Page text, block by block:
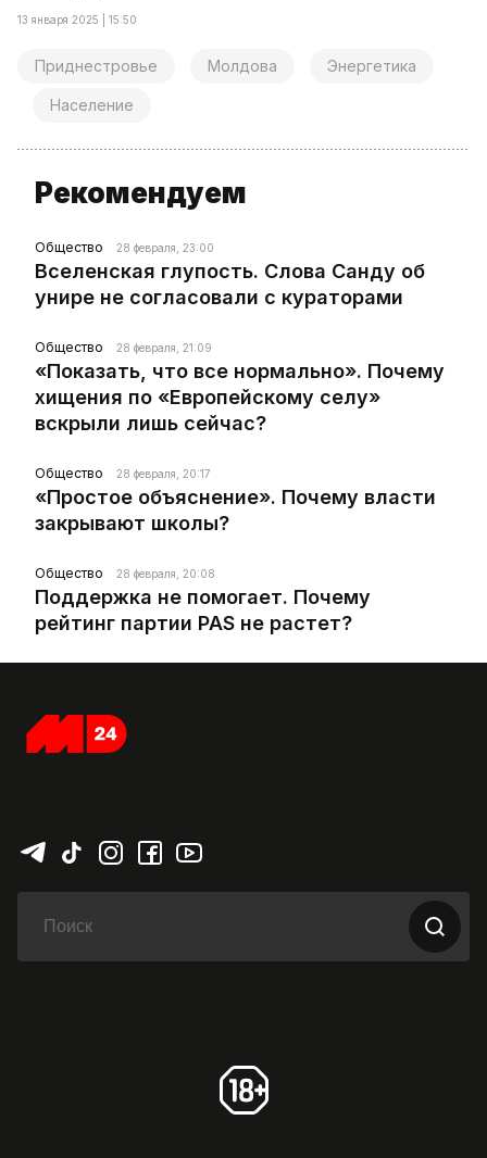
13 января 2025 | 15:50
Приднестровье Молдова Энергетика
Население
Рекомендуем
Общество 28 февраля, 23:00
Вселенская глупость. Слова Санду об
унире не согласовали с кураторами
Общество 28 февраля, 21:09
«Показать, что все нормально». Почему
хищения по «Европейскому селу»
вскрыли лишь сейчас?
Общество 28 февраля, 20:17
«Простое объяснение». Почему власти
закрывают школы?
Общество 28 февраля, 20:08
Поддержка не помогает. Почему
рейтинг партии PAS не растет?